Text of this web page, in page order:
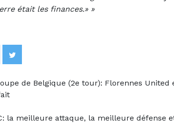
était les finances.» »
de Belgique (2e tour): Florennes
la meilleure attaque, la meilleure défense